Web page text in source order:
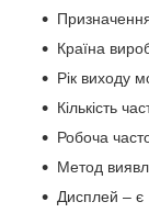
Країна
Рік виходу
Кількість
Робоча
Метод
Дисплей – є